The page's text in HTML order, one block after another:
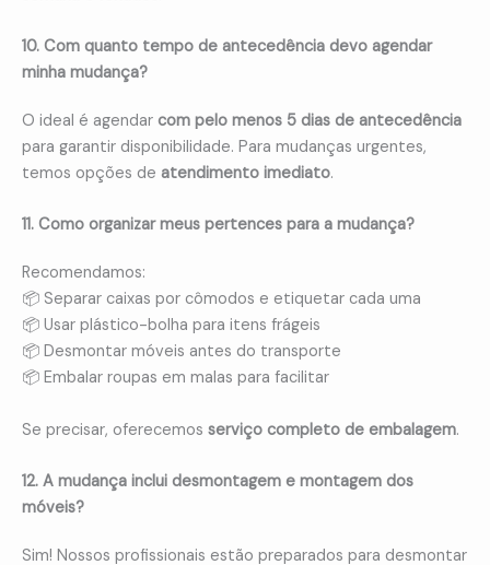
10. Com quanto tempo de antecedência devo agendar
minha mudança?
O ideal é agendar com pelo menos 5 dias de antecedência
para garantir disponibilidade. Para mudanças urgentes,
temos opções de atendimento imediato.
11. Como organizar meus pertences para a mudança?
Recomendamos:
📦 Separar caixas por cômodos e etiquetar cada uma
📦 Usar plástico-bolha para itens frágeis
📦 Desmontar móveis antes do transporte
📦 Embalar roupas em malas para facilitar
Se precisar, oferecemos serviço completo de embalagem.
12. A mudança inclui desmontagem e montagem dos
móveis?
Sim! Nossos profissionais estão preparados para desmontar